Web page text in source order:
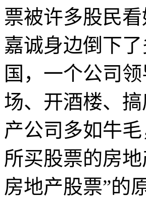
票被许多股民
嘉诚身边倒下
国，一个公司
场、开酒楼、
产公司多如牛
所买股票的房
房地产股票”的